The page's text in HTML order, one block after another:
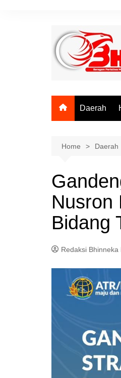
Daerah
Home Daerah
Nusron
Bidang
Redaksi Bhinneka